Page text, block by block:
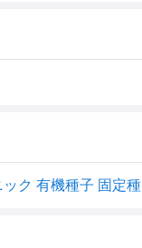
ク 有機種子 固定種